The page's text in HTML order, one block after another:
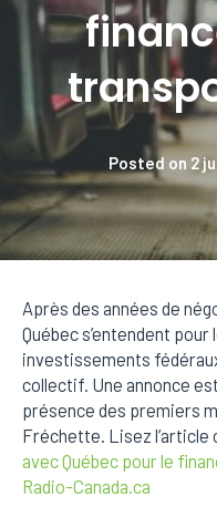
Posted on 2
Après des années de
Québec s’entendent
investissements
collectif. Une annonce
présence des premiers
Fréchette. Lisez l’article
avec Québec pour le
Radio-Canada.ca